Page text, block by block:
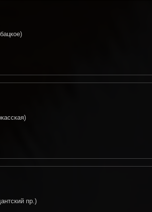
пр.)